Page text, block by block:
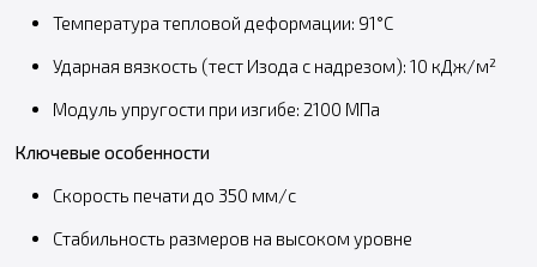
Температура тепловой деформации: 91°C
Ударная вязкость (тест Изода с надрезом): 10 кДж/м²
Модуль упругости при изгибе: 2100 МПа
Ключевые особенности
Скорость печати до 350 мм/с
Стабильность размеров на высоком уровне